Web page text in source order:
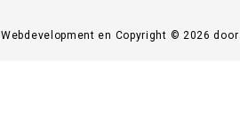
Webdevelopment en Copyright © 2026 door